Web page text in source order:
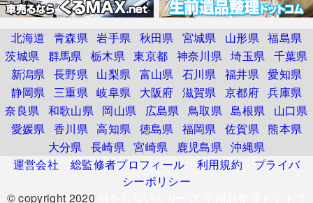
北海道 青森県 岩手県 秋田県 宮城県 山形県 福島県
茨城県
群馬県 栃木県 東京都 神奈川県 埼玉県
千葉県
新潟県
長野県 山梨県 富山県 石川県 福井県 愛知県
静岡県
三重県 岐阜県 大阪府 滋賀県 京都府 兵庫県
奈良県
和歌山県 岡山県 広島県 鳥取県 島根県
山口県
愛媛県
香川県 高知県 徳島県 福岡県 佐賀県
熊本県
大分県
長崎県 宮崎県 鹿児島県 沖縄県
運営会社
総監修者プロフィール 利用規約
プライバ
シーポリシー
© copyright 2020